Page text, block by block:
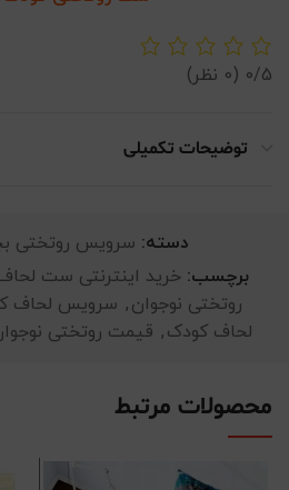
0/5 (0 نظر)
توضیحات تکمیلی
دسته: سرویس روتختی
برچسب: خرید اینترنتی ست
روتختی نوجوان, سرویس لحاف
لحاف کودک, قیمت روتختی
محصولات مرتبط